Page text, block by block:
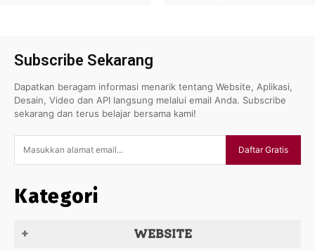
Subscribe Sekarang
Dapatkan beragam informasi menarik tentang Website, Aplikasi,
Desain, Video dan API langsung melalui email Anda. Subscribe
sekarang dan terus belajar bersama kami!
Daftar Gratis
Kategori
WEBSITE